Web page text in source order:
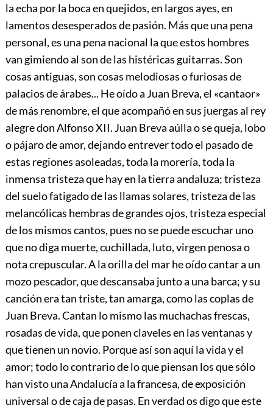
laecha por la boca en quejidos, en largos ayes, en
lamentos desesperados de pasión. Más que una pena
personal, es una pena nacional la que estos hombres
van gimiendo al son de las histéricas guitarras. Son
cosas antiguas, son cosas melodiosas o furiosas de
palacios de árabes... He oído a Juan Breva, el «cantaor»
de más renombre, el que acompañó en sus juergas al rey
alegre don Alfonso XII. Juan Breva aúlla o se queja, lobo
o pájaro de amor, dejando entrever todo el pasado de
estas regiones asoleadas, toda la morería, toda la
inmensa tristeza que hay en la tierra andaluza; tristeza
del suelo fatigado de las llamas solares, tristeza de las
melancólicas hembras de grandes ojos, tristeza especial
de los mismos cantos, pues no se puede escuchar uno
que no diga muerte, cuchillada, luto, virgen penosa o
nota crepuscular. A la orilla del mar he oído cantar a un
mozo pescador, que descansaba junto a una barca; y su
canción era tan triste, tan amarga, como las coplas de
Juan Breva. Cantan lo mismo las muchachas frescas,
rosadas de vida, que ponen claveles en las ventanas y
que tienen un novio. Porque así son aquí la vida y el
amor; todo lo contrario de lo que piensan los que sólo
han visto una Andalucía a la francesa, de exposición
universal o de caja de pasas. En verdad os digo que este